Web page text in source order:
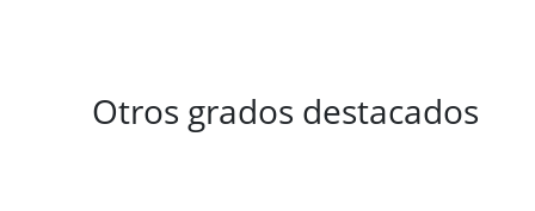
Otros grados destacados